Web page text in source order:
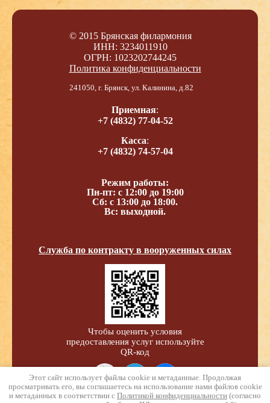
© 2015 Брянская филармония
ИНН: 3234011910
ОГРН: 1023202744245
Политика конфиденциальности
Этот сайт использует файлы cookie и метаданные. Продолжая
просматривать его, вы соглашаетесь на использование нами файлов cookie
и метаданных в соответствии с Политикой конфиденциальности (согласно
241050, г. Брянск, ул. Калинина, д.82
Приемная:
+7 (4832) 77-04-52
Касса:
+7 (4832) 74-57-04
Режим работы:
Пн-пт: с 12:00 до 19:00
Сб: с 13:00 до 18:00.
Вс: выходной.
Служба по контракту в вооруженных силах
Чтобы оценить условия
предоставления услуг используйте
QR-код